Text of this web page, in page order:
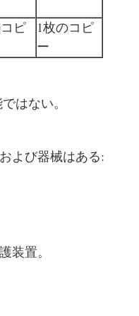
ピ
1枚のコピ
ー
はない。
よび器械はある:
装置。